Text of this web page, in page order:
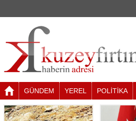
GÜNDEM YEREL POLİTİKA